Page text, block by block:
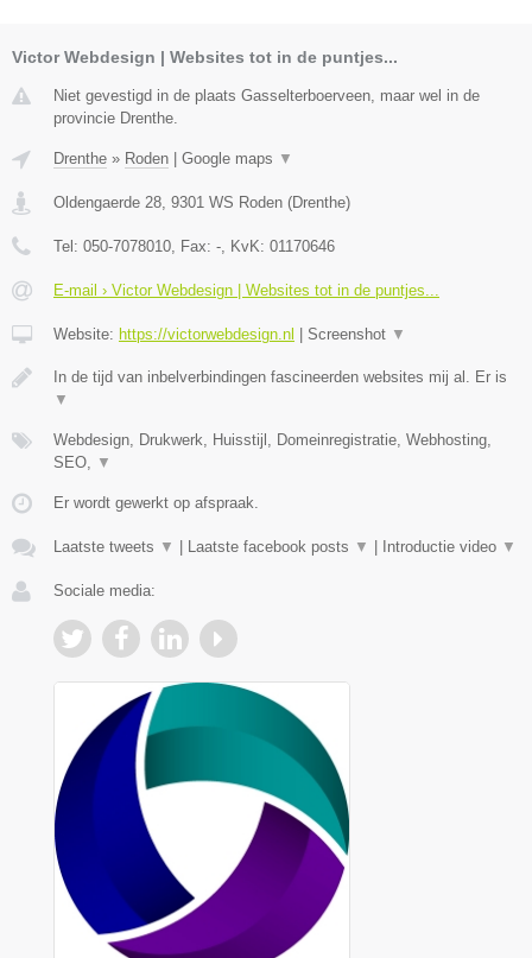
Victor Webdesign | Websites tot in de puntjes...
Niet gevestigd in de plaats Gasselterboerveen, maar wel in de
provincie Drenthe.
Drenthe » Roden Google maps ▼
Oldengaerde 28, 9301 WS Roden (Drenthe)
Tel: 050-7078010, Fax: -, KvK: 01170646
E-mail › Victor Webdesign | Websites tot in de puntjes...
Website: https://victorwebdesign.nl Screenshot ▼
In de tijd van inbelverbindingen fascineerden websites mij al. Er is
▼
Webdesign, Drukwerk, Huisstijl, Domeinregistratie, Webhosting,
SEO, ▼
Er wordt gewerkt op afspraak.
Laatste tweets ▼ Laatste facebook posts ▼ Introductie video ▼
Sociale media: